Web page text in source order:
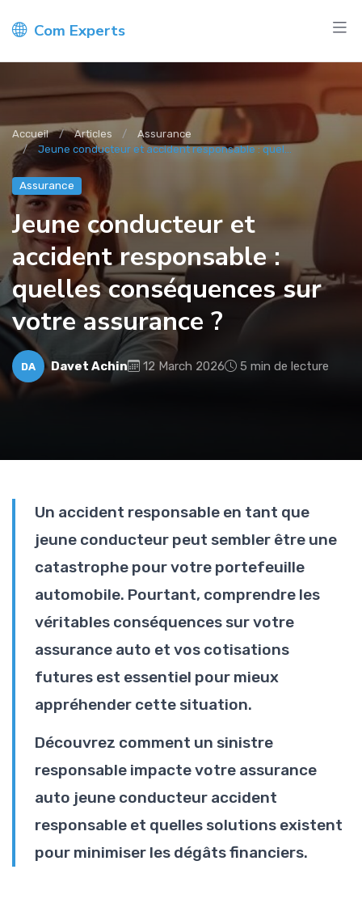
Com Experts
Accueil Articles
Assurance
Jeune conducteur et accident responsable : quel...
Assurance
Jeune conducteur et
accident responsable :
quelles conséquences sur
votre assurance ?
DA Davet Achin 12 March 2026 5 min de lecture
Un accident responsable en tant que
jeune conducteur peut sembler être une
catastrophe pour votre portefeuille
automobile. Pourtant, comprendre les
véritables conséquences sur votre
assurance auto et vos cotisations
futures est essentiel pour mieux
appréhender cette situation.
Découvrez comment un sinistre
responsable impacte votre assurance
auto jeune conducteur accident
responsable et quelles solutions existent
pour minimiser les dégâts financiers.